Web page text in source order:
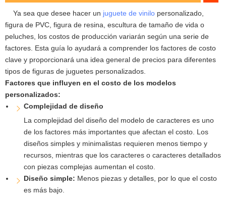
Ya sea que desee hacer un juguete de vinilo personalizado,
figura de PVC, figura de resina, escultura de tamaño de vida o
peluches, los costos de producción variarán según una serie de
factores. Esta guía lo ayudará a comprender los factores de costo
clave y proporcionará una idea general de precios para diferentes
tipos de figuras de juguetes personalizados.
Factores que influyen en el costo de los modelos
personalizados:
Complejidad de diseño
La complejidad del diseño del modelo de caracteres es uno
de los factores más importantes que afectan el costo. Los
diseños simples y minimalistas requieren menos tiempo y
recursos, mientras que los caracteres o caracteres detallados
con piezas complejas aumentan el costo.
Diseño simple: Menos piezas y detalles, por lo que el costo
es más bajo.